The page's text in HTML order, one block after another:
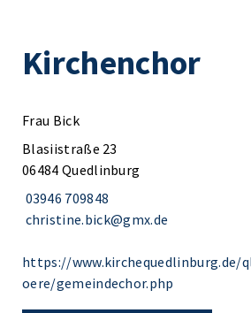
Kirchenchor
Frau Bick
Blasiistraße 23
06484 Quedlinburg
03946 709848
christine.bick@gmx.de
https://www.kirchequedlinburg.de/
oere/gemeindechor.php